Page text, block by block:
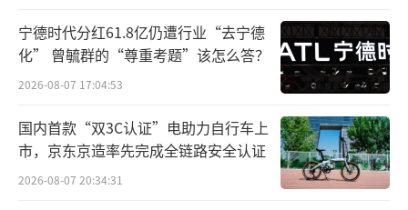
股权架构来看，四川唯怡由唯怡国际（香港）
有限公司100%控股。
据悉，依托独有的“天然维E+双歧因
子”的产品力以及男女老少都合适的优势，唯
怡天然饮品在西南地区陪伴了一代代消费者的
成长，见证了无数个在餐桌上欢聚的时刻。
宁德时代分红61.8亿仍遭行业“去宁德
化” 曾毓群的“尊重考题”该怎么答？
2026-08-07 17:04:53
国内首款“双3C认证”电助力自行车上
市，京东京造率先完成全链路安全认证
2026-08-07 20:34:31